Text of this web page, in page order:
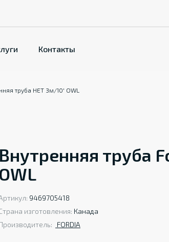
Контакты
труба НЕТ 3м/10' OWL
Внутренняя труба
OWL
9469705418
изготовления: Канада
FORDIA